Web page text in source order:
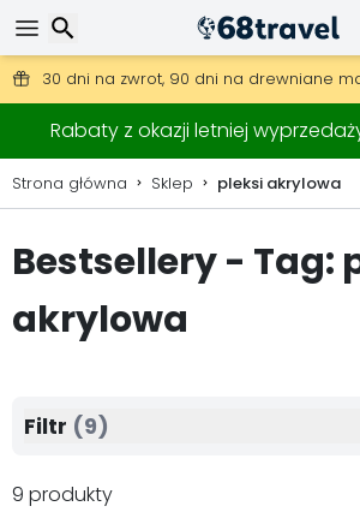
Darmowa wysyłka przy zamówieniach
30 dni na zwrot, 90 dni na drewniane
Rabaty z okazji letniej
Strona główna Sklep pleksi akrylowa
Bestsellery - Tag:
akrylowa
9 produkty
Filtr (9)
Wyszukaj
Wyszukaj